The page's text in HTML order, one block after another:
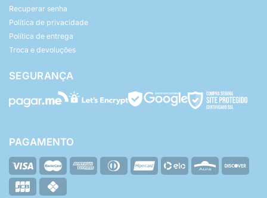
Recuperar senha
Política de privacidade
Política de entrega
Troca e devoluções
SEGURANÇA
PAGAMENTO